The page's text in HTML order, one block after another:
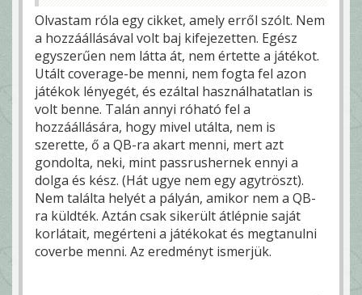
Olvastam róla egy cikket, amely erről szólt. Nem
a hozzáállásával volt baj kifejezetten. Egész
egyszerűen nem látta át, nem értette a játékot.
Utált coverage-be menni, nem fogta fel azon
játékok lényegét, és ezáltal használhatatlan is
volt benne. Talán annyi róható fel a
hozzáállására, hogy mivel utálta, nem is
szerette, ő a QB-ra akart menni, mert azt
gondolta, neki, mint passrushernek ennyi a
dolga és kész. (Hát ugye nem egy agytröszt).
Nem találta helyét a pályán, amikor nem a QB-
ra küldték. Aztán csak sikerült átlépnie saját
korlátait, megérteni a játékokat és megtanulni
coverbe menni. Az eredményt ismerjük.